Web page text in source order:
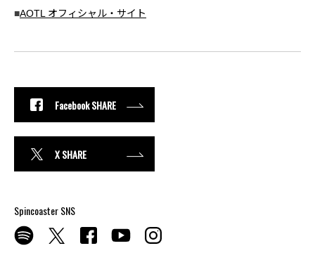
■AOTL オフィシャル・サイト
Facebook SHARE
X SHARE
Spincoaster SNS